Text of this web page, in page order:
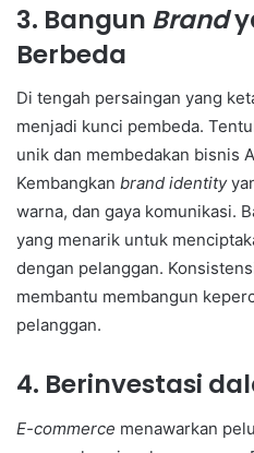
3. Bangun Brand
Berbeda
Di tengah persaingan yang
menjadi kunci pembeda.
unik dan membedakan bisnis
Kembangkan brand identity
warna, dan gaya komunikasi.
yang menarik untuk
dengan pelanggan.
membantu membangun
pelanggan.
4. Berinvestasi
E-commerce menawarkan